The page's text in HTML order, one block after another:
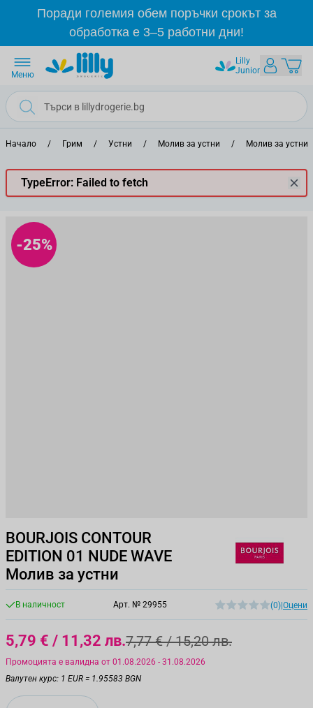
Прескачане към съдържанието
Поради големия обем поръчки срокът за
обработка е 3–5 работни дни!
Lilly
Junior
Меню
Начало / Грим / Устни / Молив за устни / Молив за устни
TypeError: Failed to fetch
-25%
BOURJOIS CONTOUR
EDITION 01 NUDE WAVE
Молив за устни
В наличност Арт. № 29955 (0) Оцени
5,79 € / 11,32 лв.7,77 € / 15,20 лв.
Промоцията е валидна от 01.08.2026 - 31.08.2026
Валутен курс: 1 EUR = 1.95583 BGN